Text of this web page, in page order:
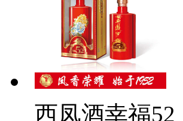
西凤酒幸福52